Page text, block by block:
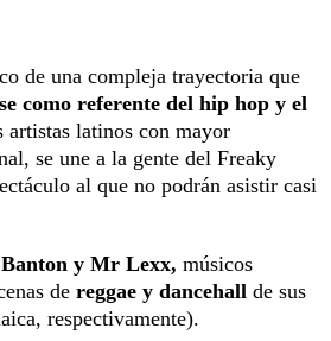
de una compleja trayectoria que
como referente del hip hop y el
artistas latinos con mayor
se une a la gente del Freaky
al que no podrán asistir casi
y Mr Lexx, músicos
de reggae y dancehall de sus
respectivamente).